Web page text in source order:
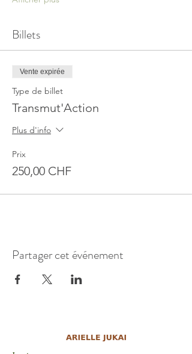
Billets
Vente expirée
Type de billet
Transmut'Action
Plus d'info
Prix
250,00 CHF
Partager cet événement